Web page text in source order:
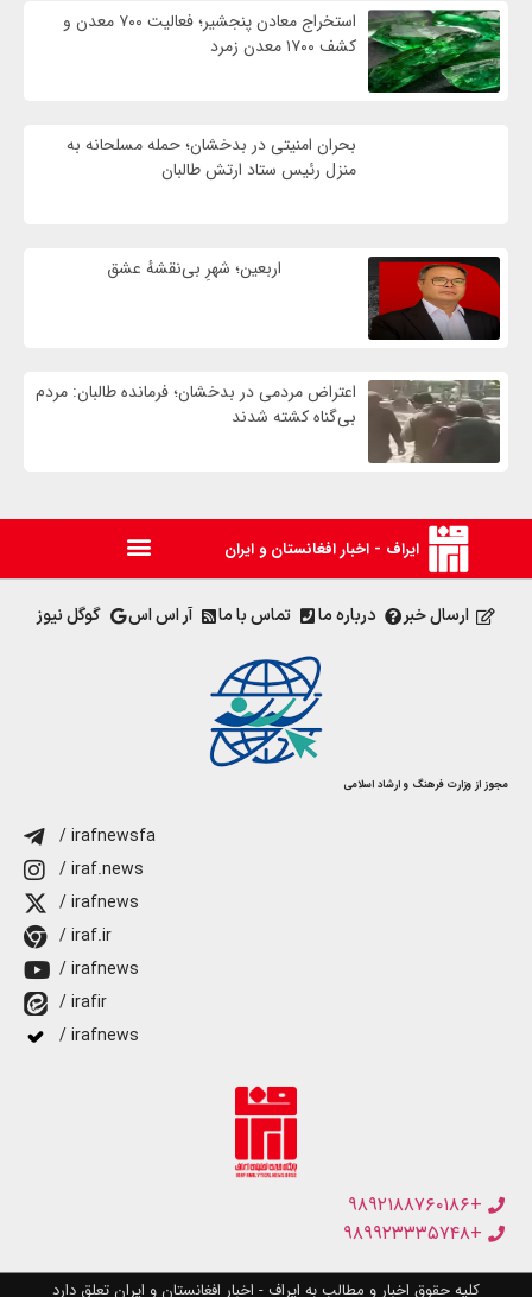
استخراج معادن پنجشیر؛ فعالیت ۷۰۰ معدن و
کشف ۱۷۰۰ معدن زمرد
بحران امنیتی در بدخشان؛ حمله مسلحانه به
منزل رئیس ستاد ارتش طالبان
اربعین؛ شهرِ بی‌نقشهٔ عشق
اعتراض مردمی در بدخشان؛ فرمانده طالبان: مردم
بی‌گناه کشته شدند
ایراف - اخبار افغانستان و ایران
ارسال خبر درباره ما تماس با ما آر اس اس گوگل نیوز
مجوز از وزارت فرهنگ و ارشاد اسلامی
/ irafnewsfa
/ iraf.news
/ irafnews
/ iraf.ir
/ irafnews
/ irafir
/ irafnews
+۹۸۹۲۱۸۸۷۶۰۱۸۶
+۹۸۹۹۲۳۳۳۵۷۴۸
کلیه حقوق اخبار و مطالب به ایراف - اخبار افغانستان و ایران تعلق دارد